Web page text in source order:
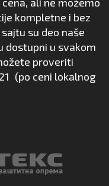
kompletne i bez
su deo naše
dostupni u svakom
proveriti
(po ceni lokalnog